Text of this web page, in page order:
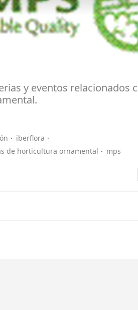
y eventos relacionados
iberflora
de horticultura ornamental
mps